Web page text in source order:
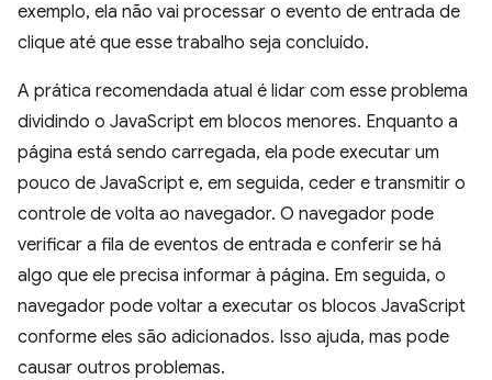
exemplo, ela não vai processar o evento de entrada de
clique até que esse trabalho seja concluído.
A prática recomendada atual é lidar com esse problema
dividindo o JavaScript em blocos menores. Enquanto a
página está sendo carregada, ela pode executar um
pouco de JavaScript e, em seguida, ceder e transmitir o
controle de volta ao navegador. O navegador pode
verificar a fila de eventos de entrada e conferir se há
algo que ele precisa informar à página. Em seguida, o
navegador pode voltar a executar os blocos JavaScript
conforme eles são adicionados. Isso ajuda, mas pode
causar outros problemas.